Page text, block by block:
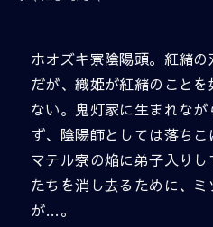
ホオズキ寮陰陽頭。紅緒
だが、織姫が紅緒のこと
ない。鬼灯家に生まれな
ず、陰陽師としては落ち
マテル寮の焔に弟子入り
たちを消し去るために、
が…。